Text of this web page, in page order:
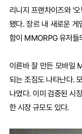
리니지 프랜차이즈와 '
됐다. 장르 내 새로운 게
함이 MMORPG 유저들
이른바 잘 만든 모바일
되는 조짐도 나타난다.
나였다. 이미 검증된 시
한 시장 규모도 있다.